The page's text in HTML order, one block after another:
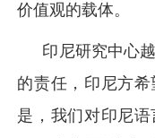
价值观的载体。
印尼研究中心
的责任，印尼方
是，我们对印尼